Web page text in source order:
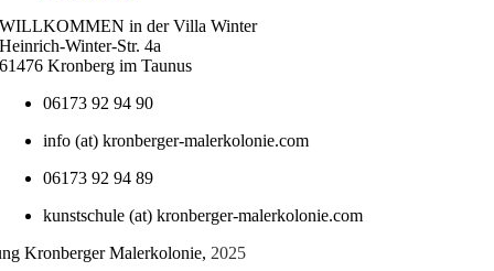
WILLKOMMEN in der Villa Winter
Heinrich-Winter-Str. 4a
61476 Kronberg im Taunus
06173 92 94 90
info (at) kronberger-malerkolonie.com
06173 92 94 89
kunstschule (at) kronberger-malerkolonie.com
Kronberger Malerkolonie, 2025